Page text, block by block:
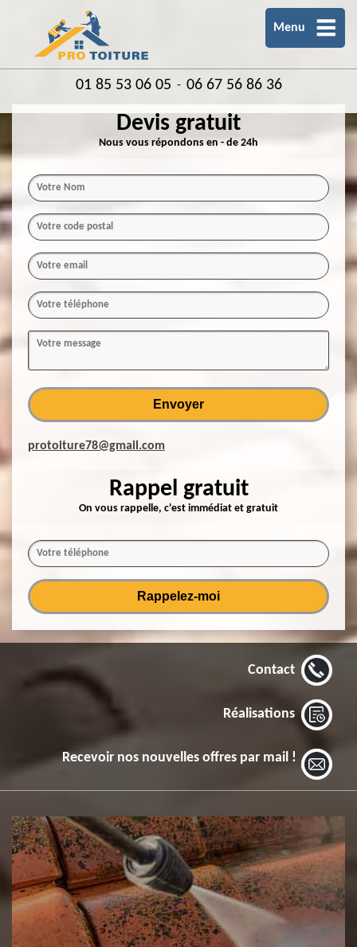
Menu
01 85 53 06 05 - 06 67 56 86 36
Devis gratuit
Nous vous répondons en - de 24h
protoiture78@gmail.com
Rappel gratuit
On vous rappelle, c'est immédiat et gratuit
Contact
Réalisations
Recevoir nos nouvelles offres par mail !